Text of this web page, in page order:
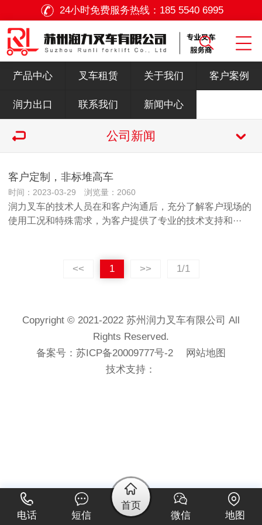
24小时免费服务热线： 185 5540 6995
产品中心 叉车租赁 关于我们 客户案例
润力出口 联系我们 新闻中心
公司新闻
客户定制，非标堆高车
时间：2023-03-29 浏览量：2060
润力叉车的技术人员在和客户沟通后，充分了解客户现场的
使用工况和特殊需求，为客户提供了专业的技术支持和···
<< 1 >> 1/1
Copyright © 2021-2022 苏州润力叉车有限公司 All
Rights Reserved.
备案号： 苏ICP备20009777号-2
网站地图
技术支持：
电话 短信
首页
微信
地图